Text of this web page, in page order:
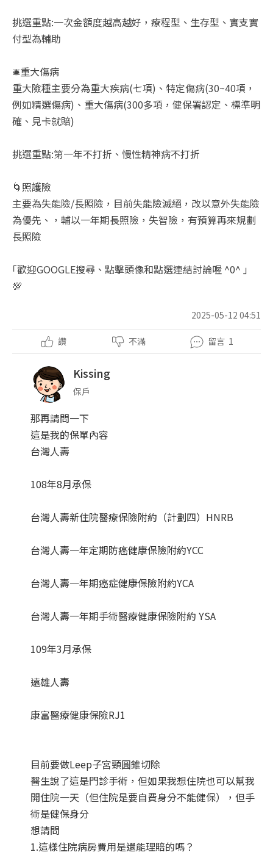
挑選重點:一次金額度越高越好，療程型、生存型、實支實
付型為輔助
🛎️重大傷病
重大險種主要分為重大疾病(七項)、特定傷病(30~40項，
例如精選傷病)、重大傷病(300多項，健保署認定、標準明
確、見卡就賠)
挑選重點:第一年不打折、慢性精神病不打折
🌀照護險
主要為失能險/長照險，目前失能險滅絕，改以意外失能險
為優先、，輔以一年期長照險，失智險，有預算再來規劃
長照險
｢歡迎GOOGLE搜尋、點擊頭像和點選連結討論喔 ^0^ ｣
💯
2025-05-12 04:51
讚 不滿 留言 1
Kissing
保戶
那再請問一下
這是我的保單內容
台灣人壽
108年8月承保
台灣人壽新住院醫療保險附約（計劃四）HNRB
台灣人壽一年定期防癌健康保險附約YCC
台灣人壽一年期癌症健康保險附約YCA
台灣人壽一年期手術醫療健康保險附約 YSA
109年3月承保
遠雄人壽
康富醫療健康保險RJ1
目前要做Leep子宮頸圓錐切除
醫生說了這是門診手術，但如果我想住院也可以幫我
開住院一天（但住院是要自費身分不能健保），但手
術是健保身分
想請問
1.這樣住院病房費用是還能理賠的嗎？